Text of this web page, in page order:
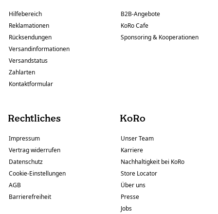
Hilfebereich
Reklamationen
Rücksendungen
Versandinformationen
Versandstatus
Zahlarten
Kontaktformular
B2B-Angebote
KoRo Cafe
Sponsoring & Kooperationen
Rechtliches
Impressum
Vertrag widerrufen
Datenschutz
Cookie-Einstellungen
AGB
Barrierefreiheit
KoRo
Unser Team
Karriere
Nachhaltigkeit bei KoRo
Store Locator
Über uns
Presse
Jobs